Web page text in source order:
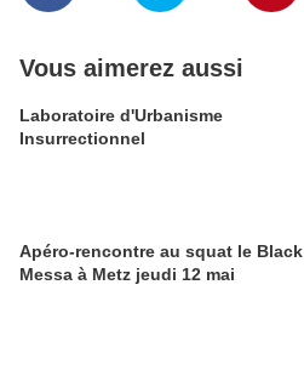
Vous aimerez aussi
Laboratoire d'Urbanisme
Insurrectionnel
Apéro-rencontre au squat le Black
Messa à Metz jeudi 12 mai